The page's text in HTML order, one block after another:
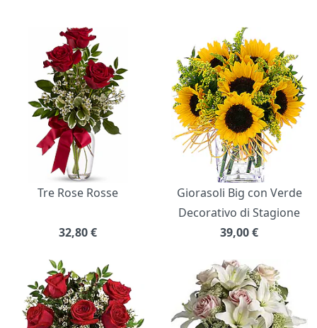
Bouquet di fiori
Tre Rose Rosse
32,80€
Giorasoli Big con Verde
Decorativo di Stagione
39,00€